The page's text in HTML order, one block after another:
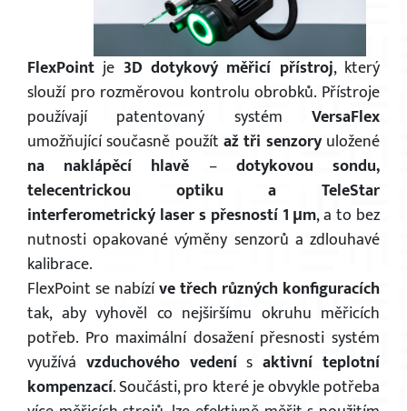
FlexPoint je 3D dotykový měřicí přístroj, který
slouží pro rozměrovou kontrolu obrobků. Přístroje
používají patentovaný systém VersaFlex
umožňující současně použít až tři senzoryuložené
na naklápěcí hlavě – dotykovou sondu,
telecentrickou optiku a TeleStar
interferometrický laser s přesností 1 μm, a to bez
nutnosti opakované výměny senzorů a zdlouhavé
kalibrace.
FlexPoint se nabízíve třech různých konfiguracích
tak, aby vyhověl co nejširšímu okruhu měřicích
potřeb. Pro maximální dosažení přesnosti systém
využívá vzduchového vedenís aktivní teplotní
kompenzací. Součásti, pro které je obvykle potřeba